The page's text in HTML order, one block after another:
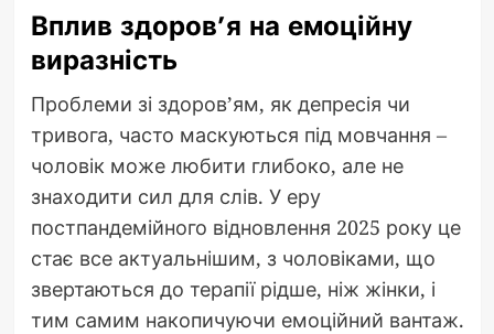
Вплив здоров’я на емоційну
виразність
Проблеми зі здоров’ям, як депресія чи
тривога, часто маскуються під мовчання –
чоловік може любити глибоко, але не
знаходити сил для слів. У еру
постпандемійного відновлення 2025 року це
стає все актуальнішим, з чоловіками, що
звертаються до терапії рідше, ніж жінки, і
тим самим накопичуючи емоційний вантаж.